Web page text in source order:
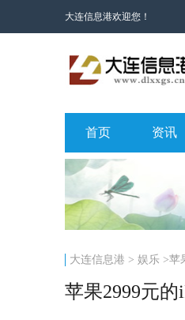
大连信息港欢迎您！
首页 资讯
大连信息港 > 娱乐 >苹
苹果2999元的